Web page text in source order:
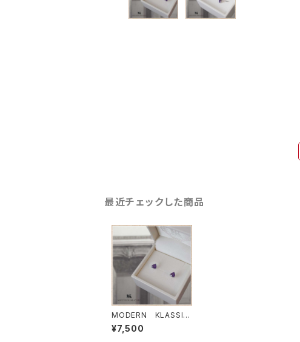
最近チェックした商品
MODERN KLASSIC
(モダンクラシック） ア
メシストピアス
¥7,500